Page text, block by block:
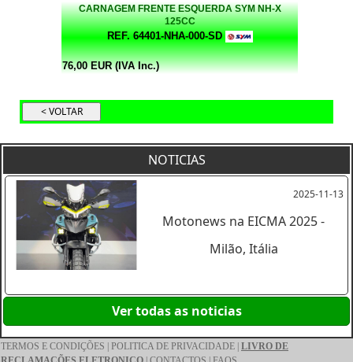
CARNAGEM FRENTE ESQUERDA SYM NH-X
125CC
REF. 64401-NHA-000-SD
76,00 EUR (IVA Inc.)
NOTICIAS
2025-11-13
Motonews na EICMA 2025 -
Milão, Itália
Ver todas as noticias
TERMOS E CONDIÇÕES POLITICA DE PRIVACIDADE LIVRO DE